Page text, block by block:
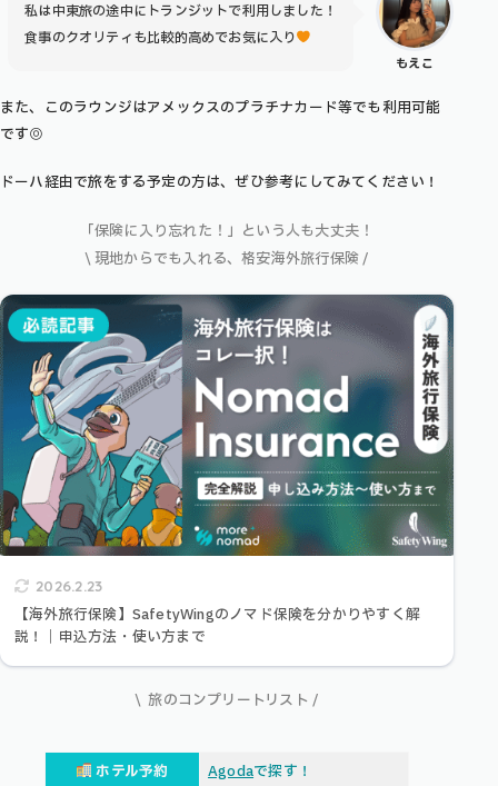
もえこ
私は中東旅の途中にトランジットで利用しました！
食事のクオリティも比較的高めでお気に入り
また、このラウンジはアメックスのプラチナカード等でも利用可能
です◎
ドーハ経由で旅をする予定の方は、ぜひ参考にしてみてください！
「保険に入り忘れた！」という人も大丈夫！
\ 現地からでも入れる、格安海外旅行保険 /
2026.2.23
【海外旅行保険】SafetyWingのノマド保険を分かりやすく解
説！｜申込方法・使い方まで
\ 旅のコンプリートリスト /
ホテル予約 Agodaで探す！